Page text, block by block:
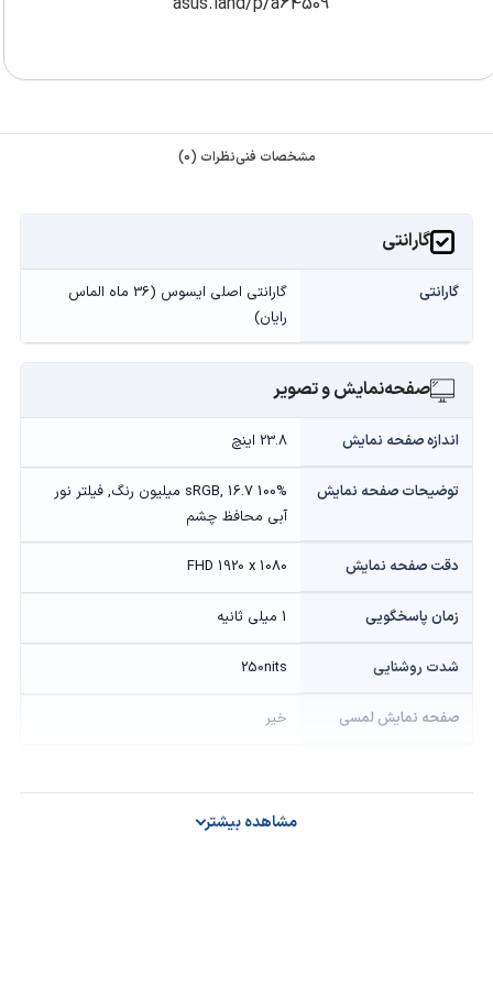
مشخصات فنینظرات (0)
گارانتی
گارانتی
گارانتی اصلی ایسوس (36 ماه الماس
رایان)
صفحه‌نمایش و تصویر
اندازه صفحه نمایش 23.8 اینچ
توضیحات صفحه نمایش
100% sRGB, 16.7 میلیون رنگ, فیلتر نور
آبی محافظ چشم
دقت صفحه نمایش FHD 1920 x 1080
زمان پاسخگویی 1 میلی ثانیه
شدت روشنایی 250nits
صفحه نمایش لمسی خیر
DP: 56~185 KHz, HDMI: 56~158 KHz
مشاهده بیشتر